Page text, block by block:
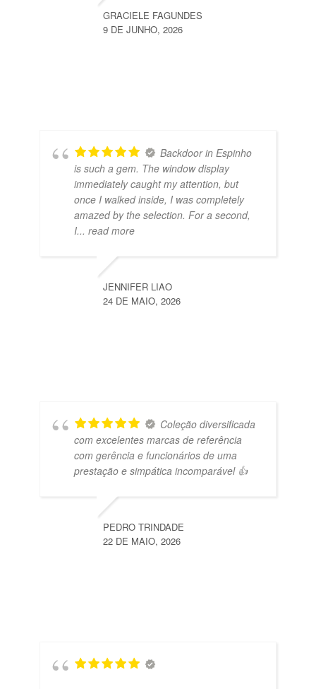
GRACIELE FAGUNDES
9 DE JUNHO, 2026
Backdoor in Espinho
is such a gem. The window display
immediately caught my attention, but
once I walked inside, I was completely
amazed by the selection. For a second,
I... read more
JENNIFER LIAO
24 DE MAIO, 2026
Coleção diversificada
com excelentes marcas de referência
com gerência e funcionários de uma
prestação e simpática incomparável 👍
PEDRO TRINDADE
22 DE MAIO, 2026